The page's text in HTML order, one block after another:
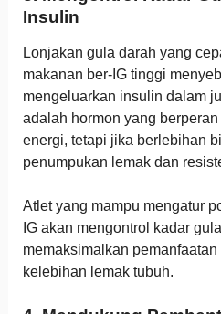
Insulin
Lonjakan gula darah yang
makanan ber-IG tinggi
mengeluarkan insulin dalam
adalah hormon yang
energi, tetapi jika berlebihan
penumpukan lemak dan
Atlet yang mampu mengatur
IG akan mengontrol kadar
memaksimalkan
kelebihan lemak tubuh.